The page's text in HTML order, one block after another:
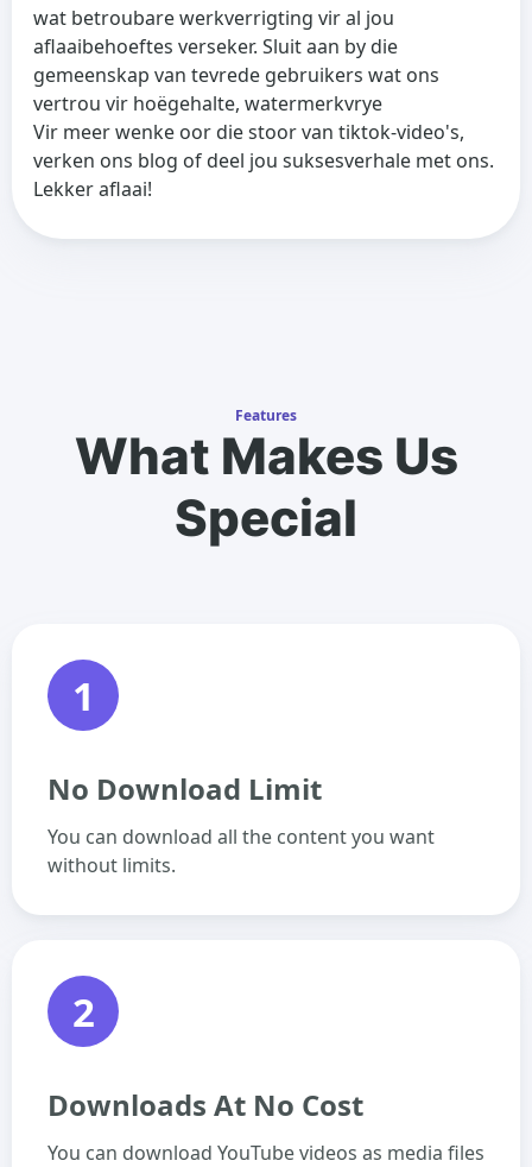
wat betroubare werkverrigting vir al jou
aflaaibehoeftes verseker. Sluit aan by die
gemeenskap van tevrede gebruikers wat ons
vertrou vir hoëgehalte, watermerkvrye
Vir meer wenke oor die stoor van tiktok-video's,
verken ons blog of deel jou suksesverhale met ons.
Lekker aflaai!
Features
What Makes Us
Special
1
No Download Limit
You can download all the content you want
without limits.
2
Downloads At No Cost
You can download YouTube videos as media files